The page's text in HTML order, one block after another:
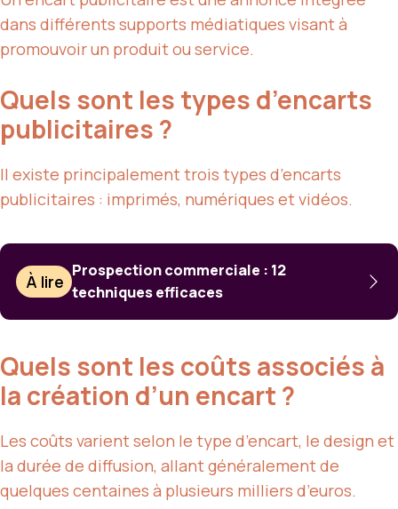
dans différents supports médiatiques visant à
promouvoir un produit ou service.
Quels sont les types d’encarts
publicitaires ?
Il existe principalement trois types d’encarts
publicitaires : imprimés, numériques et vidéos.
À lire
Prospection commerciale : 12
techniques efficaces
Quels sont les coûts associés à
la création d’un encart ?
Les coûts varient selon le type d’encart, le design et
la durée de diffusion, allant généralement de
quelques centaines à plusieurs milliers d’euros.